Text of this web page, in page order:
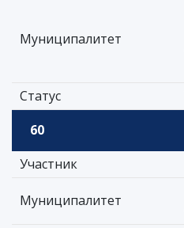
Муниципалитет
Статус
60
Участник
Муниципалитет